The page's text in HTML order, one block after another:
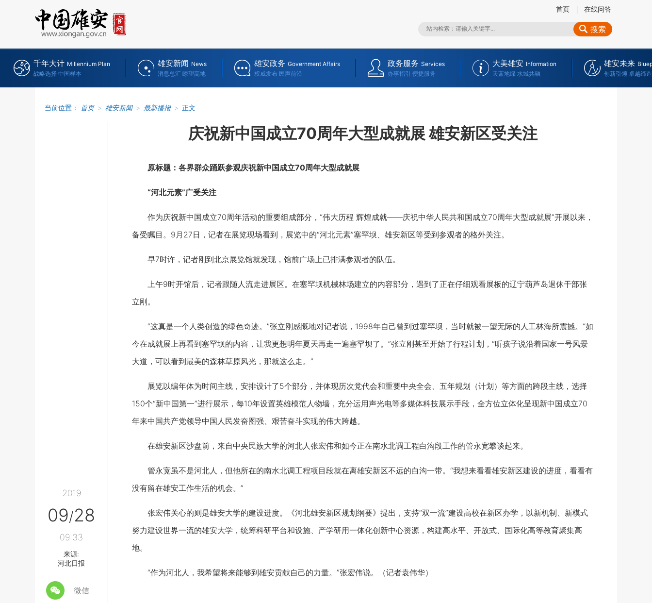
首页 在线问答
搜索
千年大计 Millennium Plan
战略选择 中国样本
雄安新闻 News
消息总汇 瞭望高地
雄安政务 Government Affairs
权威发布 民声前沿
政务服务 Services
办事指引 便捷服务
大美雄安 Information
天蓝地绿 水城共融
雄安未来
创新引领 卓越缔造
当前位置： 首页 > 雄安新闻 > 最新播报 > 正文
2019
09/28
09:33
来源:
河北日报
微信
庆祝新中国成立70周年大型成就展 雄安新区受关注
原标题：各界群众踊跃参观庆祝新中国成立70周年大型成就展
“河北元素”广受关注
作为庆祝新中国成立70周年活动的重要组成部分，“伟大历程 辉煌成就——庆祝中华人民共和国成立70周年大型成就展”开展以来，
备受瞩目。9月27日，记者在展览现场看到，展览中的“河北元素”塞罕坝、雄安新区等受到参观者的格外关注。
早7时许，记者刚到北京展览馆就发现，馆前广场上已排满参观者的队伍。
上午9时开馆后，记者跟随人流走进展区。在塞罕坝机械林场建立的内容部分，遇到了正在仔细观看展板的辽宁葫芦岛退休干部张
立刚。
“这真是一个人类创造的绿色奇迹。”张立刚感慨地对记者说，1998年自己曾到过塞罕坝，当时就被一望无际的人工林海所震撼。“如
今在成就展上再看到塞罕坝的内容，让我更想明年夏天再走一遍塞罕坝了。”张立刚甚至开始了行程计划，“听孩子说沿着国家一号风景
大道，可以看到最美的森林草原风光，那就这么走。”
展览以编年体为时间主线，安排设计了5个部分，并体现历次党代会和重要中央全会、五年规划（计划）等方面的跨段主线，选择
150个“新中国第一”进行展示，每10年设置英雄模范人物墙，充分运用声光电等多媒体科技展示手段，全方位立体化呈现新中国成立70
年来中国共产党领导中国人民发奋图强、艰苦奋斗实现的伟大跨越。
在雄安新区沙盘前，来自中央民族大学的河北人张宏伟和如今正在南水北调工程白沟段工作的管永宽攀谈起来。
管永宽虽不是河北人，但他所在的南水北调工程项目段就在离雄安新区不远的白沟一带。“我想来看看雄安新区建设的进度，看看有
没有留在雄安工作生活的机会。”
张宏伟关心的则是雄安大学的建设进度。《河北雄安新区规划纲要》提出，支持“双一流”建设高校在新区办学，以新机制、新模式
努力建设世界一流的雄安大学，统筹科研平台和设施、产学研用一体化创新中心资源，构建高水平、开放式、国际化高等教育聚集高
地。
“作为河北人，我希望将来能够到雄安贡献自己的力量。”张宏伟说。（记者袁伟华）